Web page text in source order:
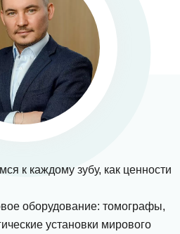
к каждому зубу, как ценности
оборудование: томографы,
установки мирового